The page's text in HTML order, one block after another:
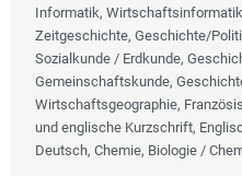
Informatik,
Zeitgeschichte, Geschichte/
Sozialkunde / Erdkunde,
Gemeinschaftskunde,
Wirtschaftsgeographie,
und englische Kurzschrift,
Deutsch, Chemie, Biologie /